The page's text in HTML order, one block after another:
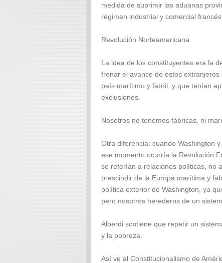
medida de suprimir las aduanas
régimen industrial y comercial
Revolución Norteamericana
La idea de los constituyentes era la
frenar el avance de estos
país marítimo y fabril, y que tenían
exclusiones.
Nosotros no tenemos fábricas, ni
Otra diferencia: cuando Washington
ese momento ocurría la Revolución
se referían a relaciones políticas, no
prescindir de la Europa marítima y
política exterior de Washington, ya
pero nosotros herederos de un
Alberdi sostiene que repetir un
y la pobreza.
Así ve al Constitucionalismo de